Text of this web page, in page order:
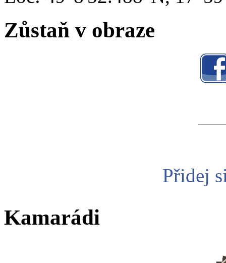
Zůstaň v obraze
Přidej
Kamarádi